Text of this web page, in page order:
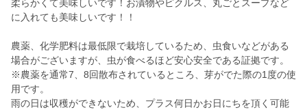
柔らかくて美味しいです！お漬物やピクルス、丸ごとスープなど
に入れても美味しいです！！
農薬、化学肥料は最低限で栽培しているため、虫食いなどがある
場合がございますが、虫が食べるほど安心安全である証拠です。
※農薬を通常7、8回散布されているところ、芽がでた際の1度の使
用です。
雨の日は収穫ができないため、プラス何日かお日にちを頂く可能